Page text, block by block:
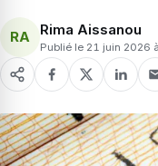
RA Rima Aissanou
Publié le 21 juin 2026